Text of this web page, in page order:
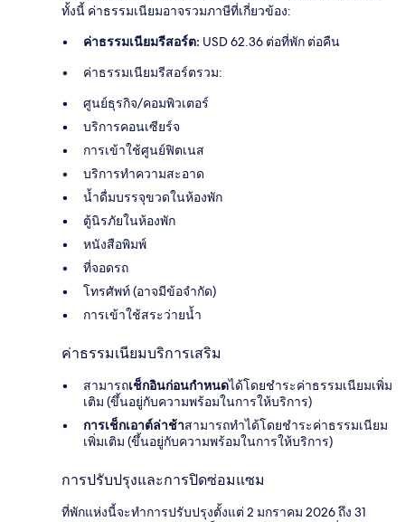
ทั้งนี้ ค่าธรรมเนียมอาจรวมภาษีที่เกี่ยวข้อง:
ค่าธรรมเนียมรีสอร์ต: USD 62.36 ต่อที่พัก ต่อคืน
ค่าธรรมเนียมรีสอร์ตรวม:
ศูนย์ธุรกิจ/คอมพิวเตอร์
บริการคอนเซียร์จ
การเข้าใช้ศูนย์ฟิตเนส
บริการทำความสะอาด
น้ำดื่มบรรจุขวดในห้องพัก
ตู้นิรภัยในห้องพัก
หนังสือพิมพ์
ที่จอดรถ
โทรศัพท์ (อาจมีข้อจำกัด)
การเข้าใช้สระว่ายน้ำ
ค่าธรรมเนียมบริการเสริม
สามารถเช็กอินก่อนกำหนดได้โดยชำระค่าธรรมเนียมเพิ่ม
เติม (ขึ้นอยู่กับความพร้อมในการให้บริการ)
การเช็กเอาต์ล่าช้าสามารถทำได้โดยชำระค่าธรรมเนียม
เพิ่มเติม (ขึ้นอยู่กับความพร้อมในการให้บริการ)
การปรับปรุงและการปิดซ่อมแซม
ที่พักแห่งนี้จะทำการปรับปรุงตั้งแต่ 2 มกราคม 2026 ถึง 31